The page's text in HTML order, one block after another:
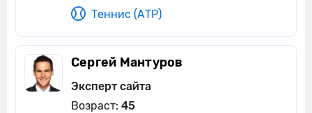
Теннис (АТР)
Сергей Мантуров
Эксперт сайта
Возраст: 45